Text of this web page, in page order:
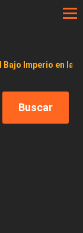
a la
Bajo Imperio en la